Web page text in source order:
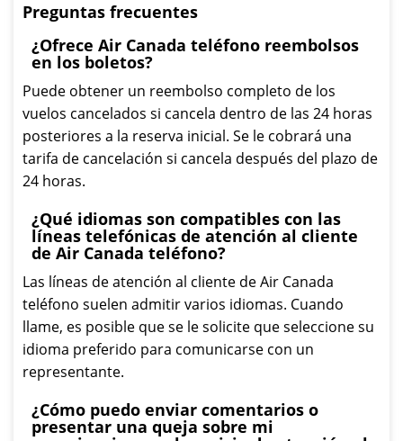
Preguntas frecuentes
¿Ofrece Air Canada teléfono reembolsos
en los boletos?
Puede obtener un reembolso completo de los
vuelos cancelados si cancela dentro de las 24 horas
posteriores a la reserva inicial. Se le cobrará una
tarifa de cancelación si cancela después del plazo de
24 horas.
¿Qué idiomas son compatibles con las
líneas telefónicas de atención al cliente
de Air Canada teléfono?
Las líneas de atención al cliente de Air Canada
teléfono suelen admitir varios idiomas. Cuando
llame, es posible que se le solicite que seleccione su
idioma preferido para comunicarse con un
representante.
¿Cómo puedo enviar comentarios o
presentar una queja sobre mi